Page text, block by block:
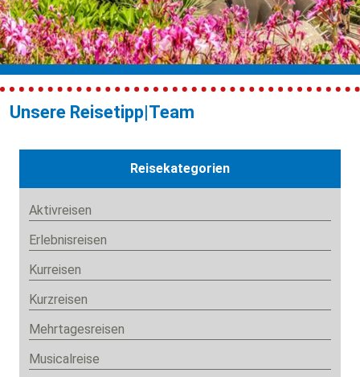
Unsere Reisetipp|Team
Reisekategorien
Aktivreisen
Erlebnisreisen
Kurreisen
Kurzreisen
Mehrtagesreisen
Musicalreise